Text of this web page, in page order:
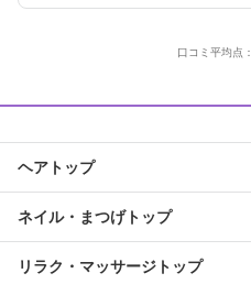
口コミ平均点：
ヘアトップ
ネイル・まつげトップ
リラク・マッサージトップ